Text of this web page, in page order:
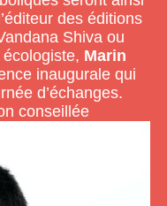
des éditions
Shiva ou
Marin
inaugurale qui
d’échanges.
conseillée